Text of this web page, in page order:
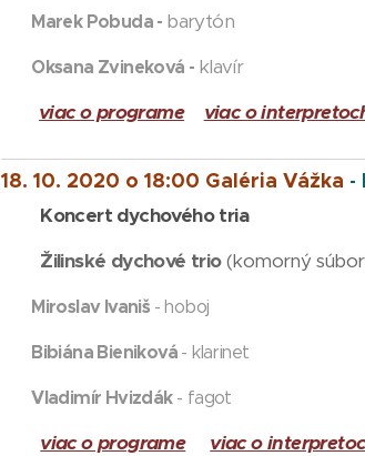
Marek Pobuda - barytón
Oksana Zvineková - klavír
viac o programe
viac o
18. 10. 2020 o 18:00 Galéria Vážka -
Koncert dychového tria
Žilinské dychové trio(komorný súbor
Miroslav Ivaniš -hoboj
Bibiána Bieniková -klarinet
Vladimír Hvizdák - fagot
viac o programe viac o